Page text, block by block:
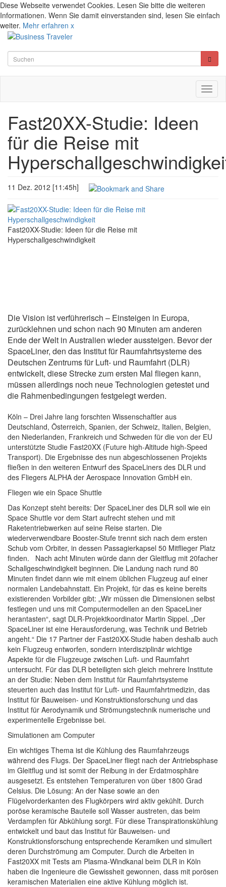
Diese Webseite verwendet Cookies. Lesen Sie bitte die weiteren
Informationen. Wenn Sie damit einverstanden sind, lesen Sie einfach
weiter. Mehr erfahren x
Fast20XX-Studie: Ideen
für die Reise mit
11 Dez. 2012 [11:45h]
Fast20XX-Studie: Ideen für die Reise mit
Hyperschallgeschwindigkeit
Die Vision ist verführerisch – Einsteigen in Europa,
zurücklehnen und schon nach 90 Minuten am anderen
Ende der Welt in Australien wieder aussteigen. Bevor der
SpaceLiner, den das Institut für Raumfahrtsysteme des
Deutschen Zentrums für Luft- und Raumfahrt (DLR)
entwickelt, diese Strecke zum ersten Mal fliegen kann,
müssen allerdings noch neue Technologien getestet und
die Rahmenbedingungen festgelegt werden.
Köln – Drei Jahre lang forschten Wissenschaftler aus
Deutschland, Österreich, Spanien, der Schweiz, Italien, Belgien,
den Niederlanden, Frankreich und Schweden für die von der EU
unterstützte Studie Fast20XX (Future high-Altitude high-Speed
Transport). Die Ergebnisse des nun abgeschlossenen Projekts
fließen in den weiteren Entwurf des SpaceLiners des DLR und
des Fliegers ALPHA der Aerospace Innovation GmbH ein.
Fliegen wie ein Space Shuttle
Das Konzept steht bereits: Der SpaceLiner des DLR soll wie ein
Space Shuttle vor dem Start aufrecht stehen und mit
Raketentriebwerken auf seine Reise starten. Die
wiederverwendbare Booster-Stufe trennt sich nach dem ersten
Schub vom Orbiter, in dessen Passagierkapsel 50 Mitflieger Platz
finden. Nach acht Minuten würde dann der Gleitflug mit 20facher
Schallgeschwindigkeit beginnen. Die Landung nach rund 80
Minuten findet dann wie mit einem üblichen Flugzeug auf einer
normalen Landebahnstatt. Ein Projekt, für das es keine bereits
existierenden Vorbilder gibt: „Wir müssen die Dimensionen selbst
festlegen und uns mit Computermodellen an den SpaceLiner
herantasten“, sagt DLR-Projektkoordinator Martin Sippel. „Der
SpaceLiner ist eine Herausforderung, was Technik und Betrieb
angeht.“ Die 17 Partner der Fast20XX-Studie haben deshalb auch
kein Flugzeug entworfen, sondern interdisziplinär wichtige
Aspekte für die Flugzeuge zwischen Luft- und Raumfahrt
untersucht. Für das DLR beteiligten sich gleich mehrere Institute
an der Studie: Neben dem Institut für Raumfahrtsysteme
steuerten auch das Institut für Luft- und Raumfahrtmedizin, das
Institut für Bauweisen- und Konstruktionsforschung und das
Institut für Aerodynamik und Strömungstechnik numerische und
experimentelle Ergebnisse bei.
Simulationen am Computer
Ein wichtiges Thema ist die Kühlung des Raumfahrzeugs
während des Flugs. Der SpaceLiner fliegt nach der Antriebsphase
im Gleitflug und ist somit der Reibung in der Erdatmosphäre
ausgesetzt. Es entstehen Temperaturen von über 1800 Grad
Celsius. Die Lösung: An der Nase sowie an den
Flügelvorderkanten des Flugkörpers wird aktiv gekühlt. Durch
poröse keramische Bauteile soll Wasser austreten, das beim
Verdampfen für Abkühlung sorgt. Für diese Transpirationskühlung
entwickelt und baut das Institut für Bauweisen- und
Konstruktionsforschung entsprechende Keramiken und simuliert
deren Durchströmung am Computer. Durch die Arbeiten in
Fast20XX mit Tests am Plasma-Windkanal beim DLR in Köln
haben die Ingenieure die Gewissheit gewonnen, dass mit porösen
keramischen Materialien eine aktive Kühlung möglich ist.